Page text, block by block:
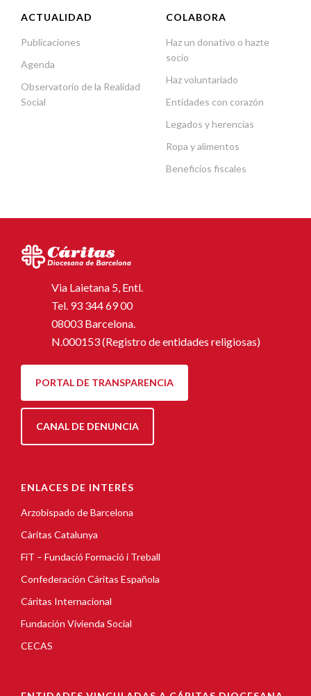
ACTUALIDAD
Publicaciones
Agenda
Observatorio de la Realidad
Social
COLABORA
Haz un donativo o hazte
socio
Haz voluntariado
Entidades con corazón
Legados y herencias
Ropa y alimentos
Beneficios fiscales
Via Laietana 5, Entl.
Tel. 93 344 69 00
08003 Barcelona.
N.000153 (Registro de entidades religiosas)
PORTAL DE TRANSPARENCIA
CANAL DE DENUNCIA
ENLACES DE INTERÉS
Arzobispado de Barcelona
Càritas Catalunya
FiT – Fundació Formació i Treball
Confederación Cáritas Española
Cáritas Internacional
Fundación Vivienda Social
CECAS